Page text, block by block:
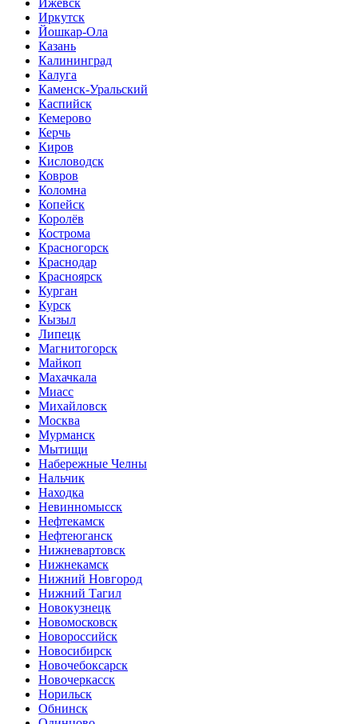
Ижевск
Иркутск
Йошкар-Ола
Казань
Калининград
Калуга
Каменск-Уральский
Каспийск
Кемерово
Керчь
Киров
Кисловодск
Ковров
Коломна
Копейск
Королёв
Кострома
Красногорск
Краснодар
Красноярск
Курган
Курск
Кызыл
Липецк
Магнитогорск
Майкоп
Махачкала
Миасс
Михайловск
Москва
Мурманск
Мытищи
Набережные Челны
Нальчик
Находка
Невинномысск
Нефтекамск
Нефтеюганск
Нижневартовск
Нижнекамск
Нижний Новгород
Нижний Тагил
Новокузнецк
Новомосковск
Новороссийск
Новосибирск
Новочебоксарск
Новочеркасск
Норильск
Обнинск